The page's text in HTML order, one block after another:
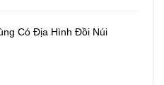
Có Địa Hình Đồi Núi